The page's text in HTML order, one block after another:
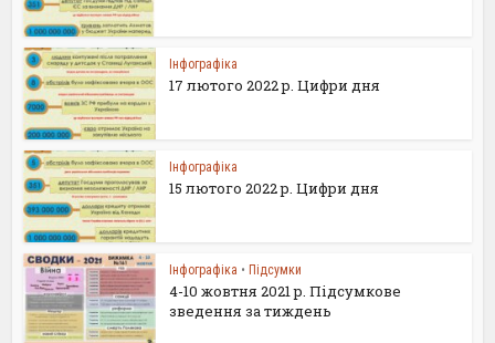
Інфографіка
17 лютого 2022 р. Цифри дня
Інфографіка
15 лютого 2022 р. Цифри дня
Інфографіка • Підсумки
4-10 жовтня 2021 р. Підсумкове
зведення за тиждень